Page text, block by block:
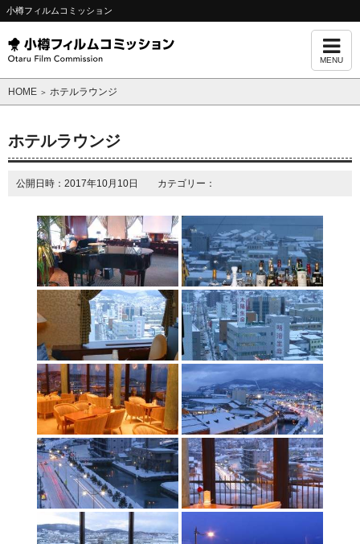
小樽フィルムコミッション
MENU
HOME ＞ ホテルラウンジ
ホテルラウンジ
公開日時：2017年10月10日 カテゴリー：